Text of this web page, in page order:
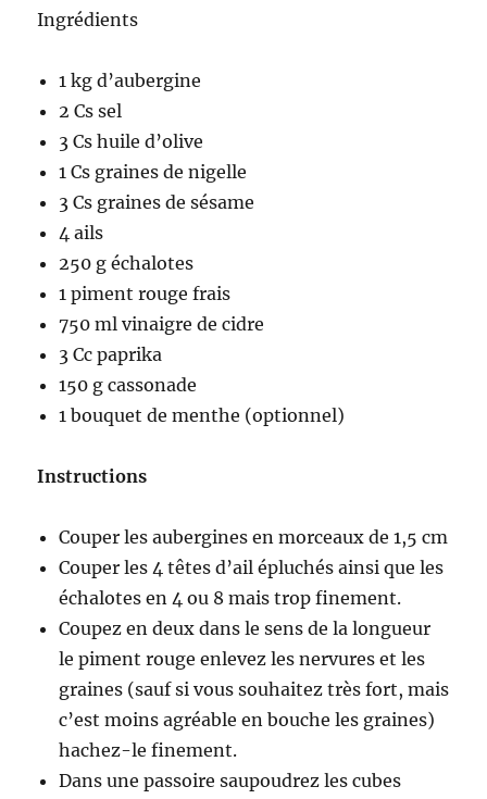
Ingrédients
1 kg d’aubergine
2 Cs sel
3 Cs huile d’olive
1 Cs graines de nigelle
3 Cs graines de sésame
4 ails
250 g échalotes
1 piment rouge frais
750 ml vinaigre de cidre
3 Cc paprika
150 g cassonade
1 bouquet de menthe (optionnel)
Instructions
Couper les aubergines en morceaux de 1,5 cm
Couper les 4 têtes d’ail épluchés ainsi que les
échalotes en 4 ou 8 mais trop finement.
Coupez en deux dans le sens de la longueur
le piment rouge enlevez les nervures et les
graines (sauf si vous souhaitez très fort, mais
c’est moins agréable en bouche les graines)
hachez-le finement.
Dans une passoire saupoudrez les cubes